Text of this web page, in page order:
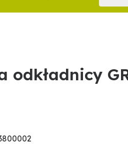
odkładnicy